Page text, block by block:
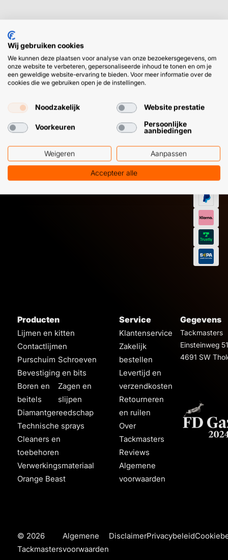
HULP OF ADVIES NODIG?
Klantenservice
+31 (0) 85 303
WhatsApp
+31 (0) 6 11
12 09 51
BETAAL
Producten
Lijmen en kitten
Contactlijmen
Purschuim Schroeven
Bevestiging en bits
Boren en
beitels
Zagen en
slijpen
Diamantgereedschap
Technische sprays
Cleaners en
toebehoren
Verwerkingsmateriaal
Orange Beast
Service
Klantenservice
Zakelijk
bestellen
Levertijd en
verzendkosten
Retourneren
en ruilen
Over
Tackmasters
Reviews
Algemene
voorwaarden
Gegevens
Tackmasters
Einsteinweg 51
4691 SW
© 2026
Tackmasters
Algemene
voorwaarden
DisclaimerPrivacybeleid
Wij gebruiken cookies
We kunnen deze plaatsen voor analyse van onze bezoekersgegevens, om
onze website te verbeteren, gepersonaliseerde inhoud te tonen en om je
een geweldige website-ervaring te bieden. Voor meer informatie over de
cookies die we gebruiken open je de instellingen.
Noodzakelijk Website prestatie
Voorkeuren
Persoonlijke
aanbiedingen
Weigeren Aanpassen
Accepteer alle